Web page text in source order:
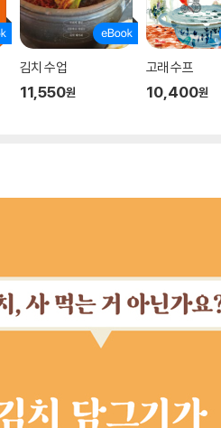
김치 수업
11,550원
고래 수프
10,400원